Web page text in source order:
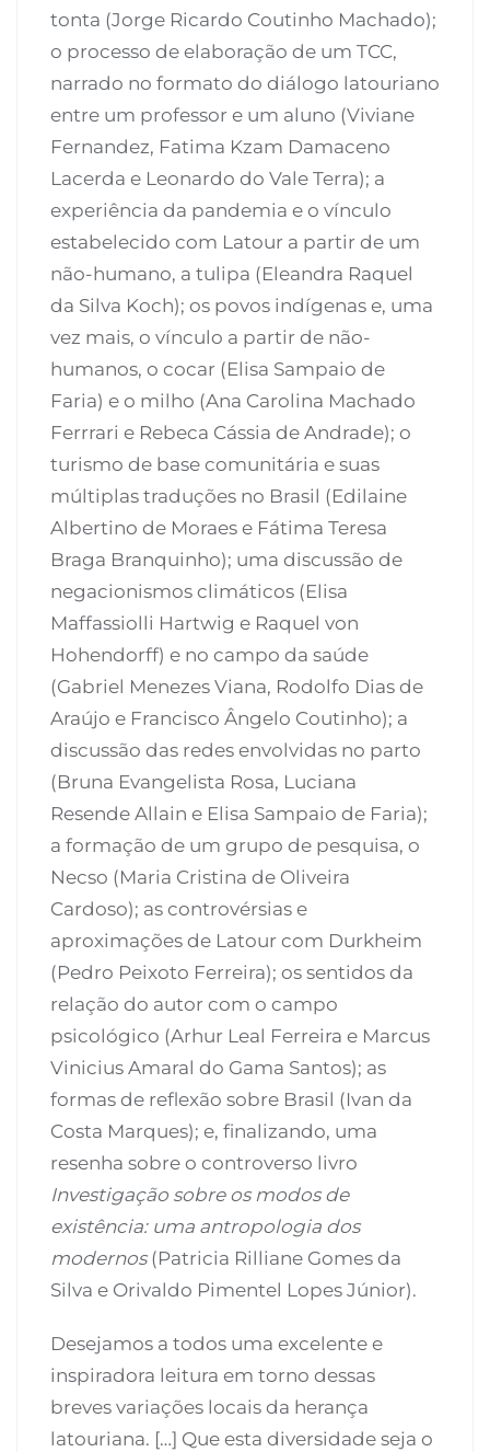
tonta (Jorge Ricardo Coutinho Machado);
o processo de elaboração de um TCC,
narrado no formato do diálogo latouriano
entre um professor e um aluno (Viviane
Fernandez, Fatima Kzam Damaceno
Lacerda e Leonardo do Vale Terra); a
experiência da pandemia e o vínculo
estabelecido com Latour a partir de um
não-humano, a tulipa (Eleandra Raquel
da Silva Koch); os povos indígenas e, uma
vez mais, o vínculo a partir de não-
humanos, o cocar (Elisa Sampaio de
Faria) e o milho (Ana Carolina Machado
Ferrrari e Rebeca Cássia de Andrade); o
turismo de base comunitária e suas
múltiplas traduções no Brasil (Edilaine
Albertino de Moraes e Fátima Teresa
Braga Branquinho); uma discussão de
negacionismos climáticos (Elisa
Maffassiolli Hartwig e Raquel von
Hohendorff) e no campo da saúde
(Gabriel Menezes Viana, Rodolfo Dias de
Araújo e Francisco Ângelo Coutinho); a
discussão das redes envolvidas no parto
(Bruna Evangelista Rosa, Luciana
Resende Allain e Elisa Sampaio de Faria);
a formação de um grupo de pesquisa, o
Necso (Maria Cristina de Oliveira
Cardoso); as controvérsias e
aproximações de Latour com Durkheim
(Pedro Peixoto Ferreira); os sentidos da
relação do autor com o campo
psicológico (Arhur Leal Ferreira e Marcus
Vinicius Amaral do Gama Santos); as
formas de reflexão sobre Brasil (Ivan da
Costa Marques); e, finalizando, uma
resenha sobre o controverso livro
Investigação sobre os modos de
existência: uma antropologia dos
modernos(Patricia Rilliane Gomes da
Silva e Orivaldo Pimentel Lopes Júnior).
Desejamos a todos uma excelente e
inspiradora leitura em torno dessas
breves variações locais da herança
latouriana. […] Que esta diversidade seja o